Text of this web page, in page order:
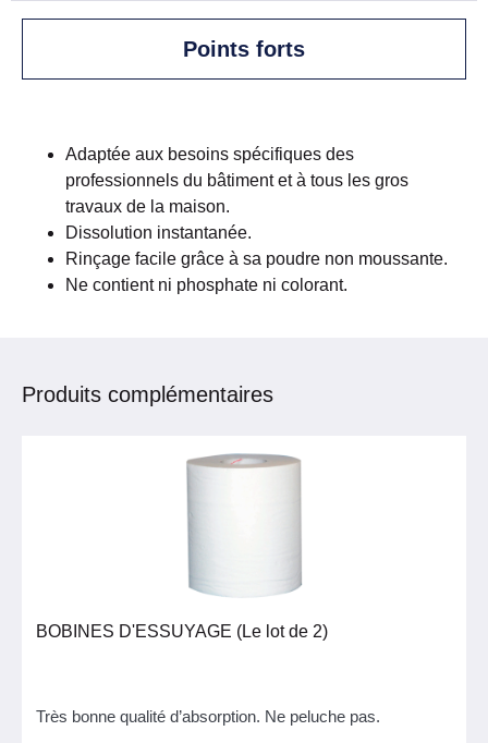
Points forts
Adaptée aux besoins spécifiques des
professionnels du bâtiment et à tous les gros
travaux de la maison.
Dissolution instantanée.
Rinçage facile grâce à sa poudre non moussante.
Ne contient ni phosphate ni colorant.
Produits complémentaires
BOBINES D'ESSUYAGE (Le lot de 2)
Très bonne qualité d’absorption. Ne peluche pas.